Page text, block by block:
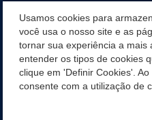
SERVIÇOS
SERVIÇOS DO
Usamos cookies para
você usa o nosso site e as
tornar sua experiência a mais
entender os tipos de cookies
clique em 'Definir Cookies'.
consente com a utilização de